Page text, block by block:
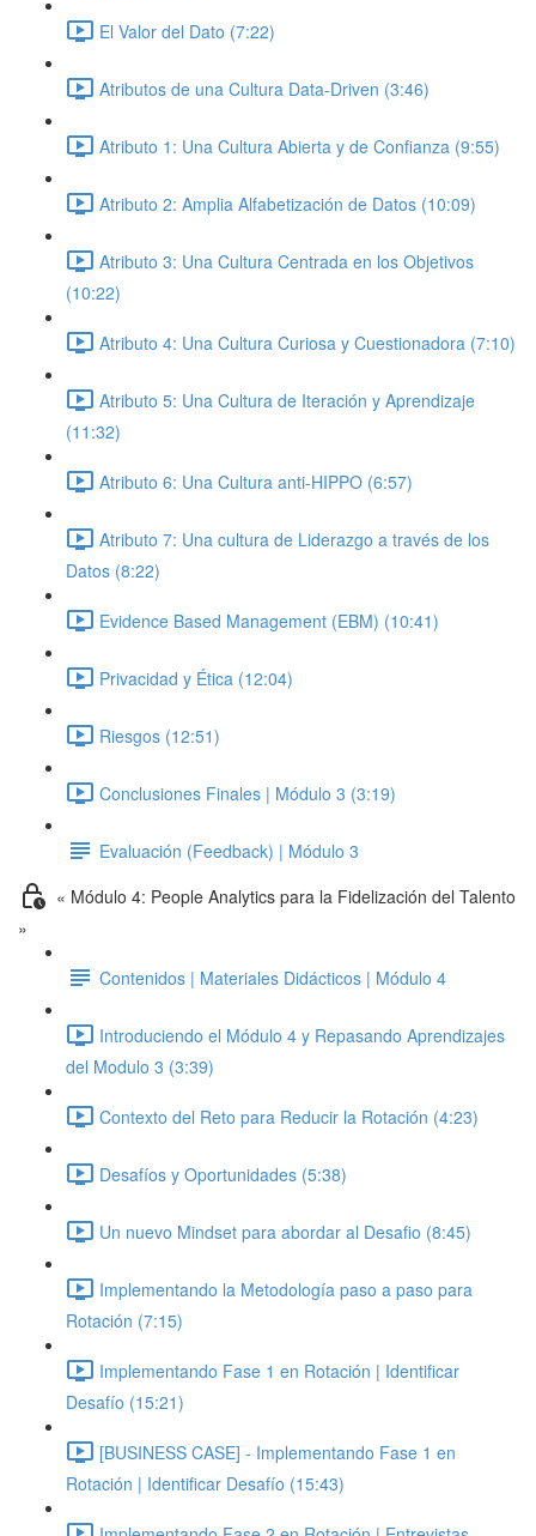
El Valor del Dato (7:22)
Atributos de una Cultura Data-Driven (3:46)
Atributo 1: Una Cultura Abierta y de Confianza (9:55)
Atributo 2: Amplia Alfabetización de Datos (10:09)
Atributo 3: Una Cultura Centrada en los Objetivos
(10:22)
Atributo 4: Una Cultura Curiosa y Cuestionadora (7:10)
Atributo 5: Una Cultura de Iteración y Aprendizaje
(11:32)
Atributo 6: Una Cultura anti-HIPPO (6:57)
Atributo 7: Una cultura de Liderazgo a través de los
Datos (8:22)
Evidence Based Management (EBM) (10:41)
Privacidad y Ética (12:04)
Riesgos (12:51)
Conclusiones Finales | Módulo 3 (3:19)
Evaluación (Feedback) | Módulo 3
« Módulo 4: People Analytics para la Fidelización del Talento
»
Contenidos | Materiales Didácticos | Módulo 4
Introduciendo el Módulo 4 y Repasando Aprendizajes
del Modulo 3 (3:39)
Contexto del Reto para Reducir la Rotación (4:23)
Desafíos y Oportunidades (5:38)
Un nuevo Mindset para abordar al Desafio (8:45)
Implementando la Metodología paso a paso para
Rotación (7:15)
Implementando Fase 1 en Rotación | Identificar
Desafío (15:21)
[BUSINESS CASE] - Implementando Fase 1 en
Rotación | Identificar Desafío (15:43)